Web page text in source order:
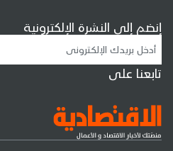
إنضم إلى النشرة الإلكترونية
تابعنا على